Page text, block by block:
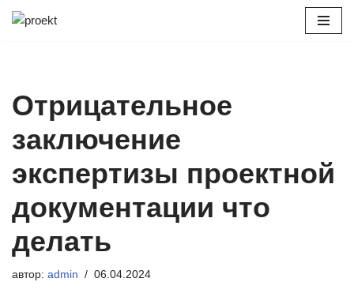
Отрицательное
заключение
экспертизы проектной
документации что
делать
автор: admin 06.04.2024